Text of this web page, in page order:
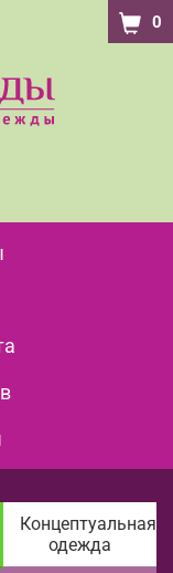
0
Концептуальная
одежда